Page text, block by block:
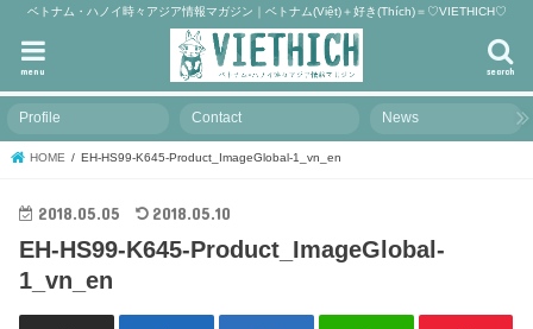
ベトナム・ハノイ時々アジア情報マガジン｜ベトナム(Việt)＋好き(Thích)＝♡VIETHICH♡
search
menu
Profile Contact News
HOME EH-HS99-K645-Product_ImageGlobal-1_vn_en
2018.05.05 2018.05.10
EH-HS99-K645-Product_ImageGlobal-
1_vn_en